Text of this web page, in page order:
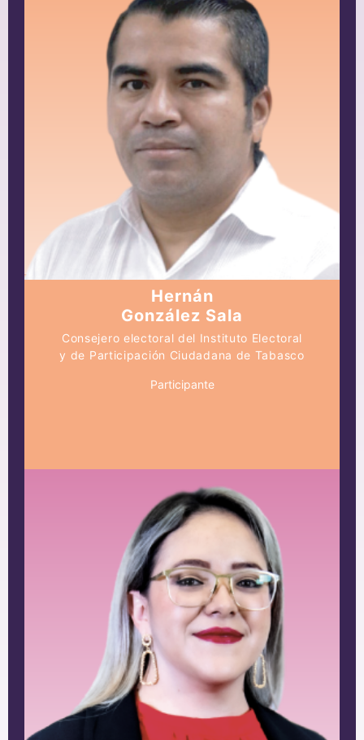
Hernán
González Sala
Consejero electoral del Instituto Electoral
y de Participación Ciudadana de Tabasco
Participante